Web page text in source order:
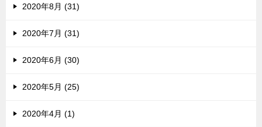
2020年8月 (31)
2020年7月 (31)
2020年6月 (30)
2020年5月 (25)
2020年4月 (1)